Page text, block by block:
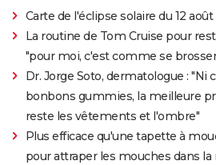
Carte de l'éclipse solaire du 12 août
La routine de Tom Cruise pour
"pour moi, c'est comme se
Dr. Jorge Soto, dermatologue : "Ni
bonbons gummies, la meilleure
reste les vêtements et l'ombre"
Plus efficace qu'une tapette à
pour attraper les mouches dans la